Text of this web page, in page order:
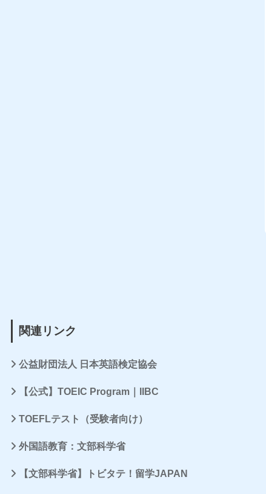
関連リンク
公益財団法人 日本英語検定協会
【公式】TOEIC Program｜IIBC
TOEFLテスト（受験者向け）
外国語教育：文部科学省
【文部科学省】トビタテ！留学JAPAN